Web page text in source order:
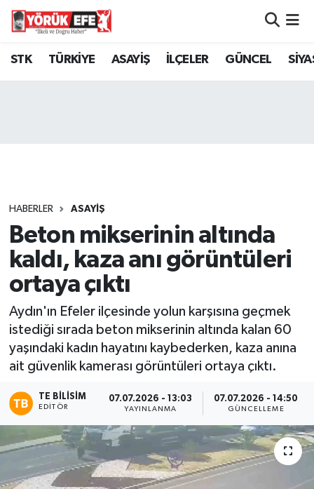
STK TÜRKİYE ASAYİŞ İLÇELER GÜNCEL
HABERLER ASAYİŞ
Beton mikserinin altında
kaldı, kaza anı görüntüleri
ortaya çıktı
Aydın'ın Efeler ilçesinde yolun karşısına geçmek
istediği sırada beton mikserinin altında kalan 60
yaşındaki kadın hayatını kaybederken, kaza anına
ait güvenlik kamerası görüntüleri ortaya çıktı.
TE BILISIM
EDITÖR
07.07.2026 - 13:03
YAYINLANMA
07.07.2026 - 14:50
GÜNCELLEME
Aydın Nöbetçi Eczaneler
Tüm Manşetler
Son Dakika Haberleri
Haber Arşivi